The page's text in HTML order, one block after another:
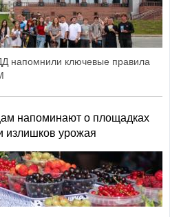
напомнили ключевые правила
напоминают о площадках
излишков урожая